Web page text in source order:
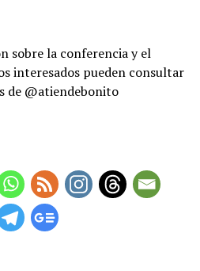
la conferencia y el
interesados pueden consultar
de @atiendebonito